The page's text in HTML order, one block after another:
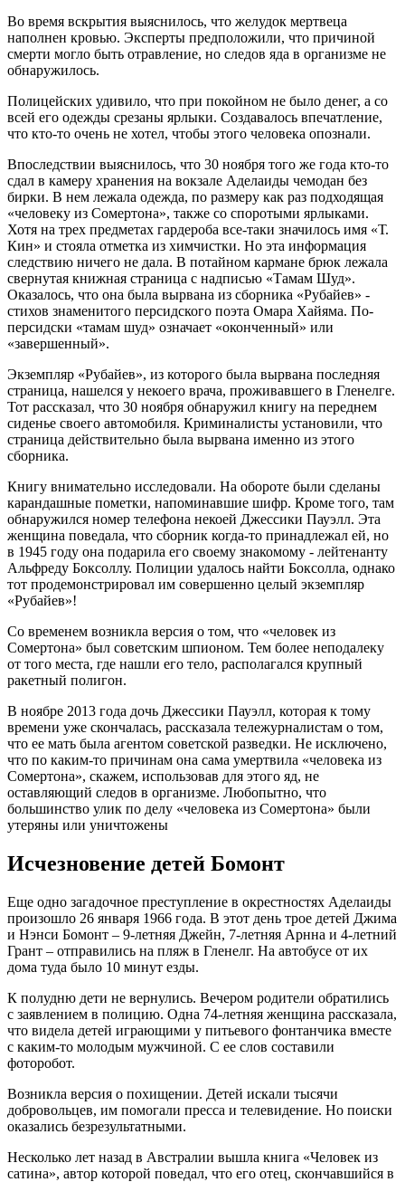
Во время вскрытия выяснилось, что желудок мертвеца
наполнен кровью. Эксперты предположили, что причиной
смерти могло быть отравление, но следов яда в организме не
обнаружилось.
Полицейских удивило, что при покойном не было денег, а со
всей его одежды срезаны ярлыки. Создавалось впечатление,
что кто-то очень не хотел, чтобы этого человека опознали.
Впоследствии выяснилось, что 30 ноября того же года кто-то
сдал в камеру хранения на вокзале Аделаиды чемодан без
бирки. В нем лежала одежда, по размеру как раз подходящая
«человеку из Сомертона», также со споротыми ярлыками.
Хотя на трех предметах гардероба все-таки значилось имя «Т.
Кин» и стояла отметка из химчистки. Но эта информация
следствию ничего не дала. В потайном кармане брюк лежала
свернутая книжная страница с надписью «Тамам Шуд».
Оказалось, что она была вырвана из сборника «Рубайев» -
стихов знаменитого персидского поэта Омара Хайяма. По-
персидски «тамам шуд» означает «оконченный» или
«завершенный».
Экземпляр «Рубайев», из которого была вырвана последняя
страница, нашелся у некоего врача, проживавшего в Гленелге.
Тот рассказал, что 30 ноября обнаружил книгу на переднем
сиденье своего автомобиля. Криминалисты установили, что
страница действительно была вырвана именно из этого
сборника.
Книгу внимательно исследовали. На обороте были сделаны
карандашные пометки, напоминавшие шифр. Кроме того, там
обнаружился номер телефона некоей Джессики Пауэлл. Эта
женщина поведала, что сборник когда-то принадлежал ей, но
в 1945 году она подарила его своему знакомому - лейтенанту
Альфреду Боксоллу. Полиции удалось найти Боксолла, однако
тот продемонстрировал им совершенно целый экземпляр
«Рубайев»!
Со временем возникла версия о том, что «человек из
Сомертона» был советским шпионом. Тем более неподалеку
от того места, где нашли его тело, располагался крупный
ракетный полигон.
В ноябре 2013 года дочь Джессики Пауэлл, которая к тому
времени уже скончалась, рассказала тележурналистам о том,
что ее мать была агентом советской разведки. Не исключено,
что по каким-то причинам она сама умертвила «человека из
Сомертона», скажем, использовав для этого яд, не
оставляющий следов в организме. Любопытно, что
большинство улик по делу «человека из Сомертона» были
утеряны или уничтожены
Исчезновение детей Бомонт
Еще одно загадочное преступление в окрестностях Аделаиды
произошло 26 января 1966 года. В этот день трое детей Джима
и Нэнси Бомонт – 9-летняя Джейн, 7-летняя Арнна и 4-летний
Грант – отправились на пляж в Гленелг. На автобусе от их
дома туда было 10 минут езды.
К полудню дети не вернулись. Вечером родители обратились
с заявлением в полицию. Одна 74-летняя женщина рассказала,
что видела детей играющими у питьевого фонтанчика вместе
с каким-то молодым мужчиной. С ее слов составили
фоторобот.
Возникла версия о похищении. Детей искали тысячи
добровольцев, им помогали пресса и телевидение. Но поиски
оказались безрезультатными.
Несколько лет назад в Австралии вышла книга «Человек из
сатина», автор которой поведал, что его отец, скончавшийся в